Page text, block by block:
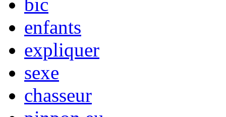
bic
enfants
expliquer
sexe
chasseur